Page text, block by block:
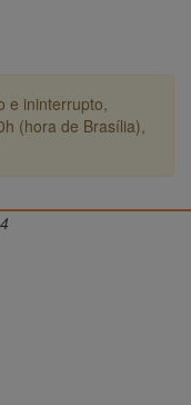
e ininterrupto,
(hora de Brasília),